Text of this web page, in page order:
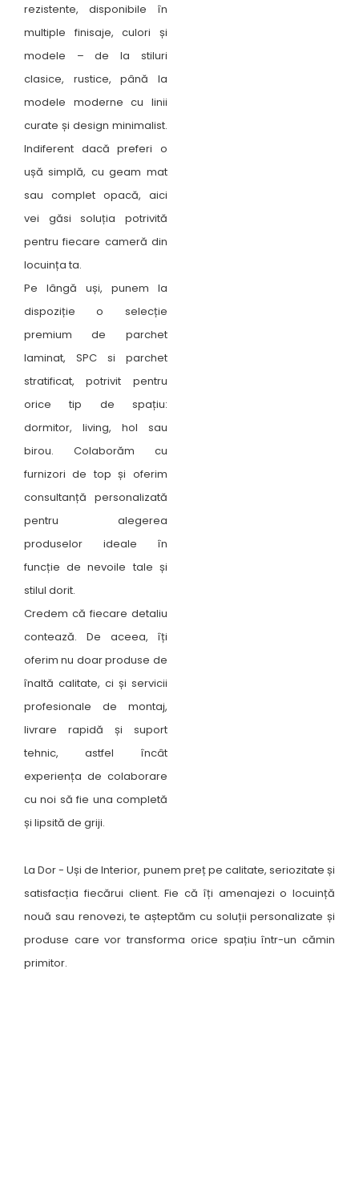
rezistente, disponibile în
multiple finisaje, culori și
modele – de la stiluri
clasice, rustice, până la
modele moderne cu linii
curate și design minimalist.
Indiferent dacă preferi o
ușă simplă, cu geam mat
sau complet opacă, aici
vei găsi soluția potrivită
pentru fiecare cameră din
locuința ta.
Pe lângă uși, punem la
dispoziție o selecție
premium de parchet
laminat, SPC si parchet
stratificat, potrivit pentru
orice tip de spațiu:
dormitor, living, hol sau
birou. Colaborăm cu
furnizori de top și oferim
consultanță personalizată
pentru alegerea
produselor ideale în
funcție de nevoile tale și
stilul dorit.
Credem că fiecare detaliu
contează. De aceea, îți
oferim nu doar produse de
înaltă calitate, ci și servicii
profesionale de montaj,
livrare rapidă și suport
tehnic, astfel încât
experiența de colaborare
cu noi să fie una completă
și lipsită de griji.
La Dor - Uși de Interior, punem preț pe calitate, seriozitate și
satisfacția fiecărui client. Fie că îți amenajezi o locuință
nouă sau renovezi, te așteptăm cu soluții personalizate și
produse care vor transforma orice spațiu într-un cămin
primitor.